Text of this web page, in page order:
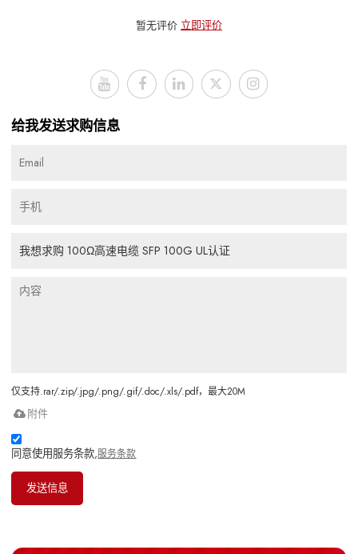
暂无评价 立即评价
给我发送求购信息
仅支持.rar/.zip/.jpg/.png/.gif/.doc/.xls/.pdf，最大20M
附件
同意使用服务条款,服务条款
发送信息